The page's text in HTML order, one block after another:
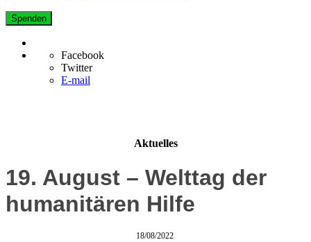
Spenden
Facebook
Twitter
E-mail
Aktuelles
19. August – Welttag der
humanitären Hilfe
18/08/2022